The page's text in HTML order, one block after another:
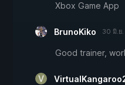
Xbox Game App
BrunoKiko 30 มิ.ย.
Good trainer,